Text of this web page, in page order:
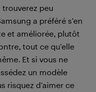
peu
a préféré s’en
et améliorée, plutôt
tout ce qu’elle
Et si vous ne
un modèle
risquez d’aimer ce